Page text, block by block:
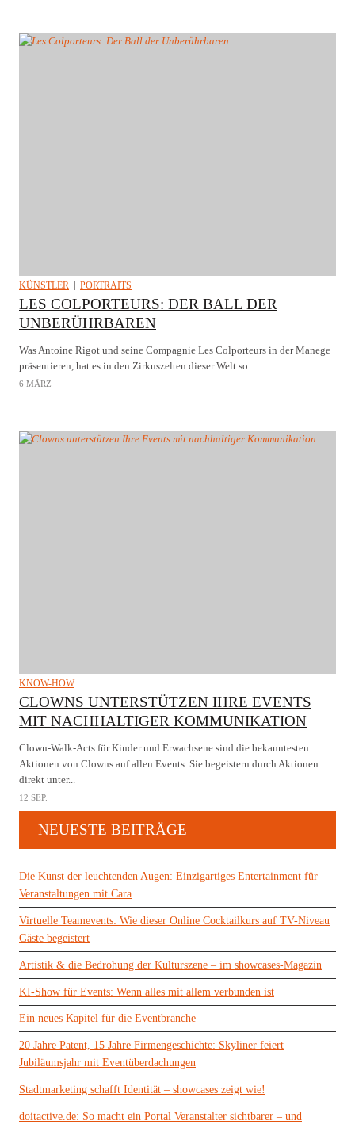
KÜNSTLER PORTRAITS
LES COLPORTEURS: DER BALL DER
UNBERÜHRBAREN
Was Antoine Rigot und seine Compagnie Les Colporteurs in der Manege
präsentieren, hat es in den Zirkuszelten dieser Welt so...
6 MÄRZ
KNOW-HOW
CLOWNS UNTERSTÜTZEN IHRE EVENTS
MIT NACHHALTIGER KOMMUNIKATION
Clown-Walk-Acts für Kinder und Erwachsene sind die bekanntesten
Aktionen von Clowns auf allen Events. Sie begeistern durch Aktionen
direkt unter...
12 SEP.
NEUESTE BEITRÄGE
Die Kunst der leuchtenden Augen: Einzigartiges Entertainment für
Veranstaltungen mit Cara
Virtuelle Teamevents: Wie dieser Online Cocktailkurs auf TV-Niveau
Gäste begeistert
Artistik & die Bedrohung der Kulturszene – im showcases-Magazin
KI-Show für Events: Wenn alles mit allem verbunden ist
Ein neues Kapitel für die Eventbranche
20 Jahre Patent, 15 Jahre Firmengeschichte: Skyliner feiert
Jubiläumsjahr mit Eventüberdachungen
Stadtmarketing schafft Identität – showcases zeigt wie!
doitactive.de: So macht ein Portal Veranstalter sichtbarer – und